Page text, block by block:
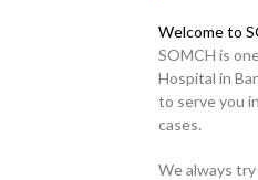
Welcome to
SOMCH is
Hospital in
to serve you
cases.
We always